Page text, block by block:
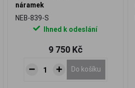
náramek
NEB-839-S
Ihned k odeslání
9 750 Kč
Do košíku